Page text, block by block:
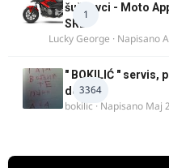
1
šuškavci - Moto
SRB
Lucky George · Napisano
3364
" BOKILIĆ " servis,
delova
bokilic · Napisano Maj